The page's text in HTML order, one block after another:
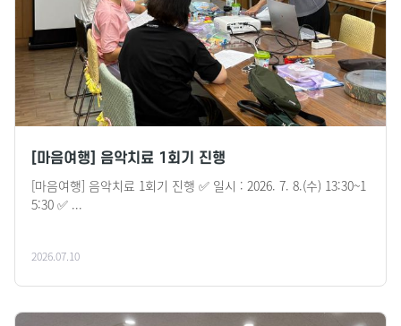
[마음여행] 음악치료 1회기 진행
[마음여행] 음악치료 1회기 진행 ✅ 일시 : 2026. 7. 8.(수) 13:30~1
5:30 ✅ ...
2026.07.10